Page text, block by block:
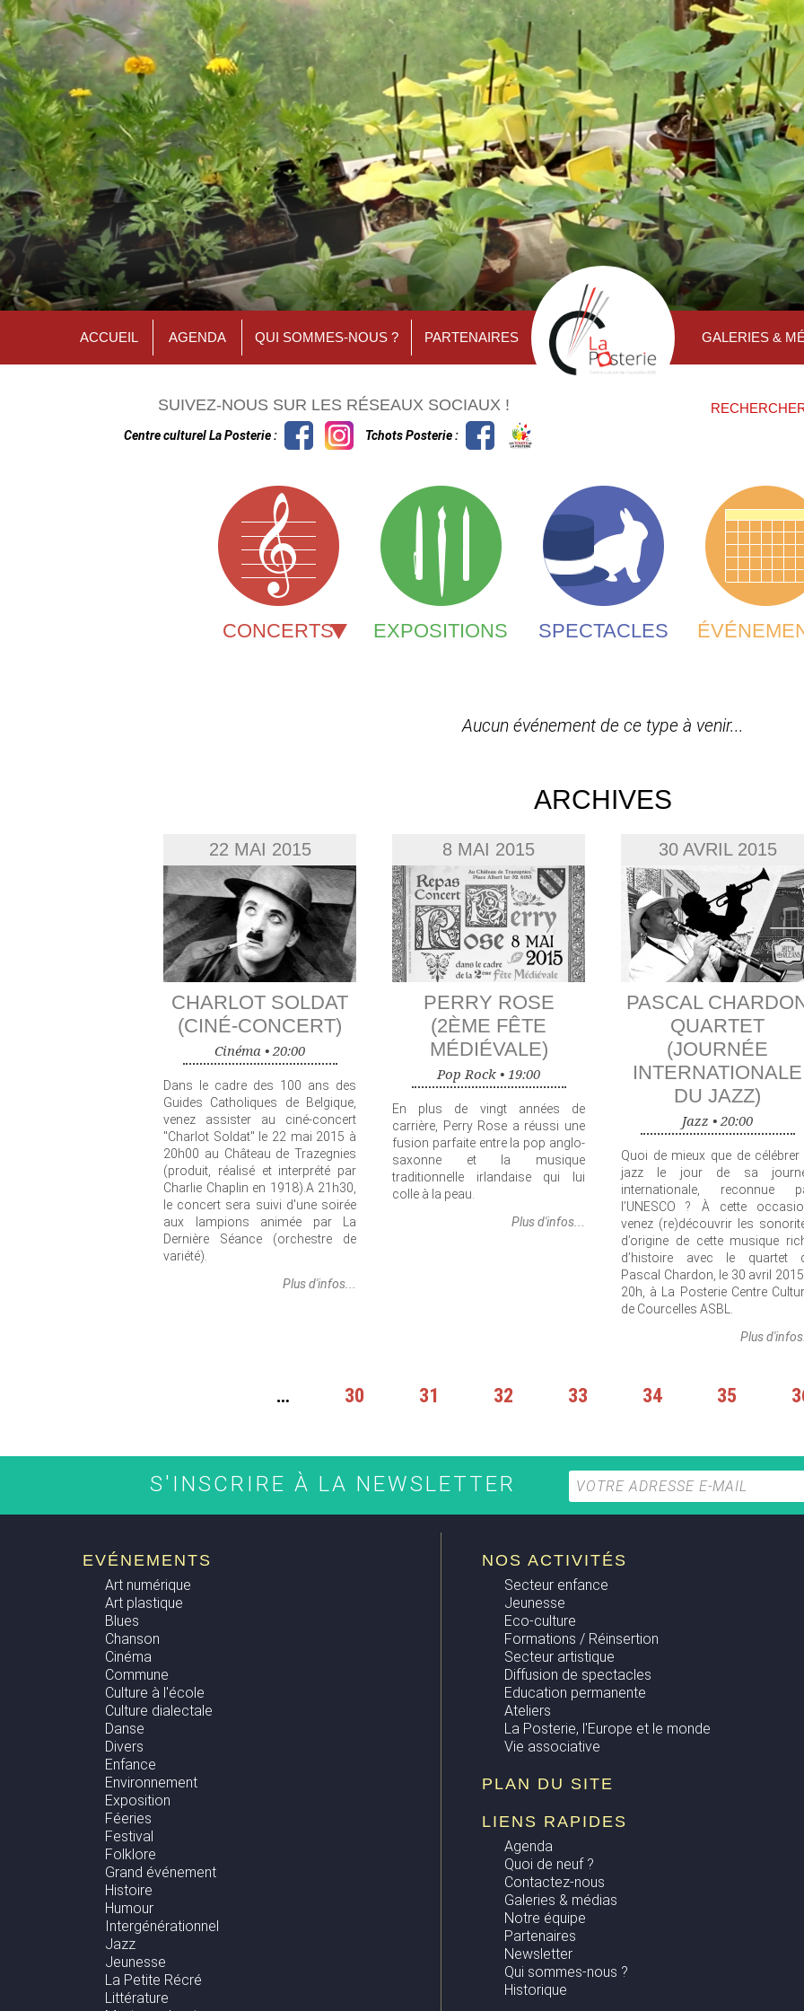
ACCUEIL AGENDA QUI SOMMES-NOUS ? PARTENAIRES GALERIES &
SUIVEZ-NOUS SUR LES RÉSEAUX SOCIAUX !
Centre culturel La Posterie : Tchots Posterie :
CONCERTS EXPOSITIONS SPECTACLES
Aucun événement de ce type à venir...
ARCHIVES
22 MAI 2015
CHARLOT SOLDAT
(CINÉ-CONCERT)
Cinéma • 20:00
Dans le cadre des 100 ans des
Guides Catholiques de Belgique,
venez assister au ciné-concert
"Charlot Soldat" le 22 mai 2015 à
20h00 au Château de Trazegnies
(produit, réalisé et interprété par
Charlie Chaplin en 1918).A 21h30,
le concert sera suivi d'une soirée
aux lampions animée par La
Dernière Séance (orchestre de
variété).
Plus d'infos...
8 MAI 2015
PERRY ROSE
(2ÈME FÊTE
MÉDIÉVALE)
Pop Rock • 19:00
En plus de vingt années de
carrière, Perry Rose a réussi une
fusion parfaite entre la pop anglo-
saxonne et la musique
traditionnelle irlandaise qui lui
colle à la peau.
Plus d'infos...
30 AVRIL 2015
PASCAL
QUARTET
(JOURNÉE
INTERNATIONALE
DU JAZZ)
Jazz • 20:00
Quoi de mieux que de célébrer
jazz le jour de sa
internationale, reconnue
l’UNESCO ? À cette
venez (re)découvrir les
d’origine de cette musique
d’histoire avec le quartet
Pascal Chardon, le 30 avril
20h, à La Posterie Centre
de Courcelles ASBL.
Plus
… 30 31 32 33 34 35
S'INSCRIRE À LA NEWSLETTER
EVÉNEMENTS
Art numérique
Art plastique
Blues
Chanson
Cinéma
Commune
Culture à l'école
Culture dialectale
Danse
Divers
Enfance
Environnement
Exposition
Féeries
Festival
Folklore
Grand événement
Histoire
Humour
Intergénérationnel
Jazz
Jeunesse
La Petite Récré
Littérature
NOS ACTIVITÉS
Secteur enfance
Jeunesse
Eco-culture
Formations / Réinsertion
Secteur artistique
Diffusion de spectacles
Education permanente
Ateliers
La Posterie, l'Europe et le monde
Vie associative
PLAN DU SITE
LIENS RAPIDES
Agenda
Quoi de neuf ?
Contactez-nous
Galeries & médias
Notre équipe
Partenaires
Newsletter
Qui sommes-nous ?
Historique